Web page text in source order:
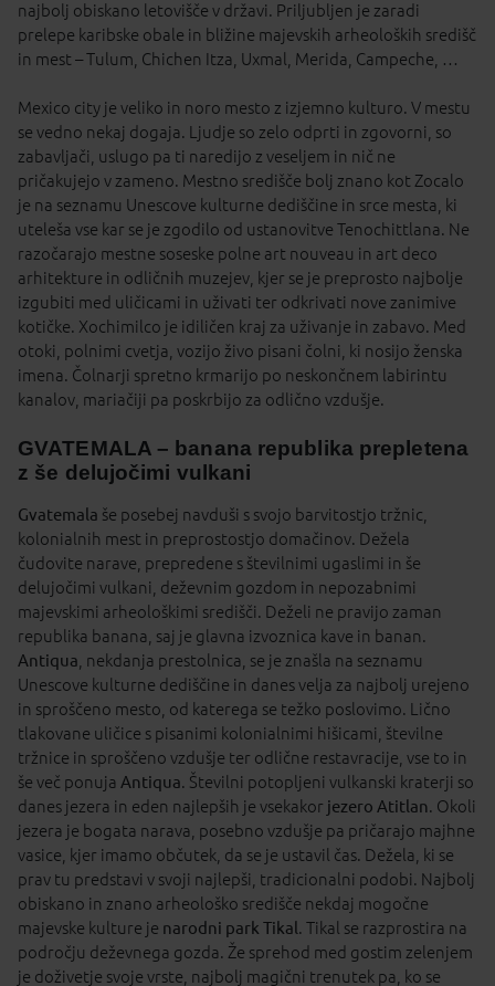
najbolj obiskano letovišče v državi. Priljubljen je zaradi
prelepe karibske obale in bližine majevskih arheoloških središč
in mest – Tulum, Chichen Itza, Uxmal, Merida, Campeche, …
Mexico city je veliko in noro mesto z izjemno kulturo. V mestu
se vedno nekaj dogaja. Ljudje so zelo odprti in zgovorni, so
zabavljači, uslugo pa ti naredijo z veseljem in nič ne
pričakujejo v zameno. Mestno središče bolj znano kot Zocalo
je na seznamu Unescove kulturne dediščine in srce mesta, ki
uteleša vse kar se je zgodilo od ustanovitve Tenochittlana. Ne
razočarajo mestne soseske polne art nouveau in art deco
arhitekture in odličnih muzejev, kjer se je preprosto najbolje
izgubiti med uličicami in uživati ter odkrivati nove zanimive
kotičke. Xochimilco je idiličen kraj za uživanje in zabavo. Med
otoki, polnimi cvetja, vozijo živo pisani čolni, ki nosijo ženska
imena. Čolnarji spretno krmarijo po neskončnem labirintu
kanalov, mariačiji pa poskrbijo za odlično vzdušje.
GVATEMALA – banana republika prepletena
z še delujočimi vulkani
Gvatemala še posebej navduši s svojo barvitostjo tržnic,
kolonialnih mest in preprostostjo domačinov. Dežela
čudovite narave, prepredene s številnimi ugaslimi in še
delujočimi vulkani, deževnim gozdom in nepozabnimi
majevskimi arheološkimi središči. Deželi ne pravijo zaman
republika banana, saj je glavna izvoznica kave in banan.
Antiqua , nekdanja prestolnica, se je znašla na seznamu
Unescove kulturne dediščine in danes velja za najbolj urejeno
in sproščeno mesto, od katerega se težko poslovimo. Lično
tlakovane uličice s pisanimi kolonialnimi hišicami, številne
tržnice in sproščeno vzdušje ter odlične restavracije, vse to in
še več ponuja Antiqua. Številni potopljeni vulkanski kraterji so
danes jezera in eden najlepših je vsekakor jezero Atitlan. Okoli
jezera je bogata narava, posebno vzdušje pa pričarajo majhne
vasice, kjer imamo občutek, da se je ustavil čas. Dežela, ki se
prav tu predstavi v svoji najlepši, tradicionalni podobi. Najbolj
obiskano in znano arheološko središče nekdaj mogočne
majevske kulture je narodni park Tikal . Tikal se razprostira na
področju deževnega gozda. Že sprehod med gostim zelenjem
je doživetje svoje vrste, najbolj magični trenutek pa, ko se